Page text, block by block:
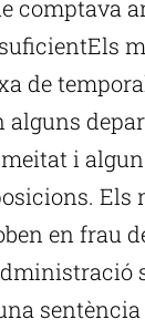
comptava
de
alguns
i
Els
en frau